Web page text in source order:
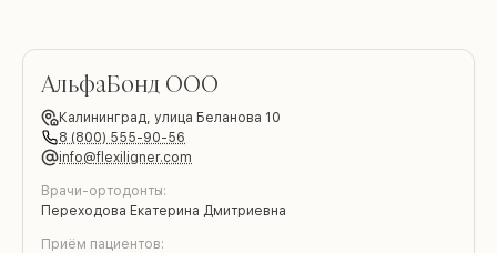
АльфаБонд ООО
Калининград, улица Беланова 10
8 (800) 555-90-56
info@flexiligner.com
Врачи-ортодонты:
Переходова Екатерина Дмитриевна
Приём пациентов: